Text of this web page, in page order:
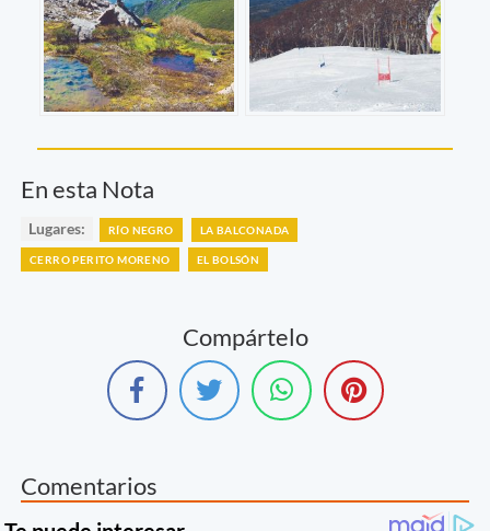
En esta Nota
Lugares: RÍO NEGRO LA BALCONADA
CERRO PERITO MORENO EL BOLSÓN
Compártelo
Comentarios